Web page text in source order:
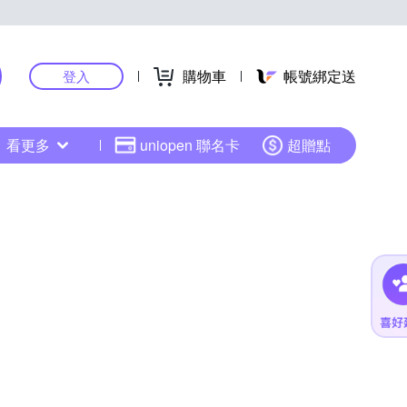
登入 購物車 帳號綁定送
看更多 uniopen 聯名卡 超贈點